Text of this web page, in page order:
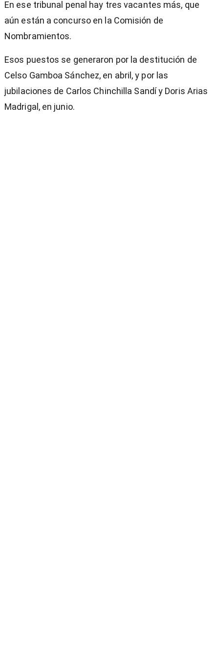
En ese tribunal penal hay tres vacantes más, que
aún están a concurso en la Comisión de
Nombramientos.
Esos puestos se generaron por la destitución de
Celso Gamboa Sánchez, en abril, y por las
jubilaciones de Carlos Chinchilla Sandí y Doris Arias
Madrigal, en junio.